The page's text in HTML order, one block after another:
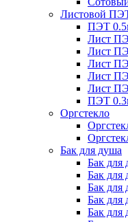
Листовой
ПЭТ
Лист
Лист
Лист
Лист
Лист
ПЭТ
Оргстекло
Бак для душа
Бак для
Бак для
Бак для
Бак для
Бак для